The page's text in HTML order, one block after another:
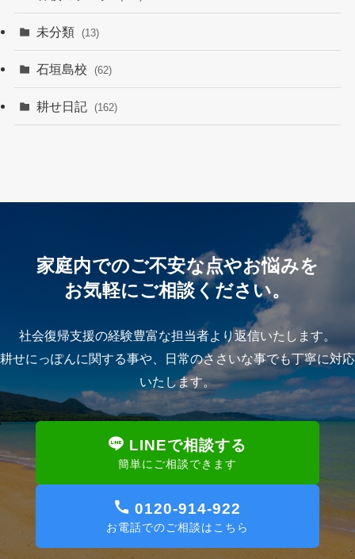
未分類 (13)
石垣島校 (62)
耕せ日記 (162)
家庭内でのご不安な点やお悩みを
お気軽にご相談ください。
社会復帰支援の経験豊富な担当者より返信いたします。
耕せにっぽんに関する事や、日常のささいな事でも丁寧に対応
いたします。
LINEで相談する
簡単にご相談できます
0120-914-922
お電話でのご相談はこちら